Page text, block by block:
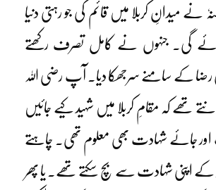
نے میدانِ کربلا میں قائم کی جو رہتی دنیا
گی۔ جنہوں نے کامل تصرف رکھتے
رضا کے سامنے سرجھکا دیا۔ آپ رضی اللہ
تھے کہ مقامِ کربلا میں شہید کیے جائیں
جائے شہادت بھی معلوم تھی۔ چاہتے
کے اپنی شہادت سے بچ سکتے تھے۔ یا پھر